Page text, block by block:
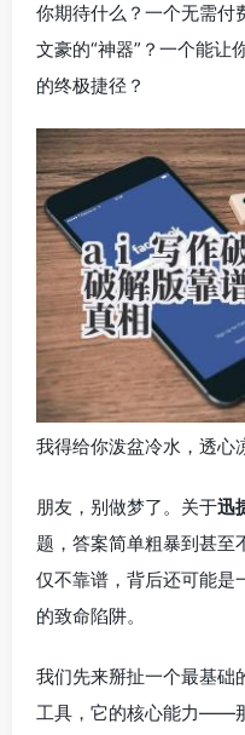
你期待什么？一个无需付
文豪的“神器”？一个能让
的终极捷径？
我得给你泼盆冷水，透心
朋友，别做梦了。关于迅
题，答案简单粗暴到甚至
仅不靠谱，背后还可能是
的致命陷阱。
我们先来掰扯一个最基础
工具，它的核心能力——